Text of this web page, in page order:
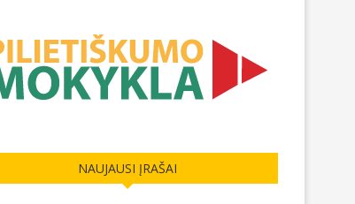
NAUJAUSI ĮRAŠAI